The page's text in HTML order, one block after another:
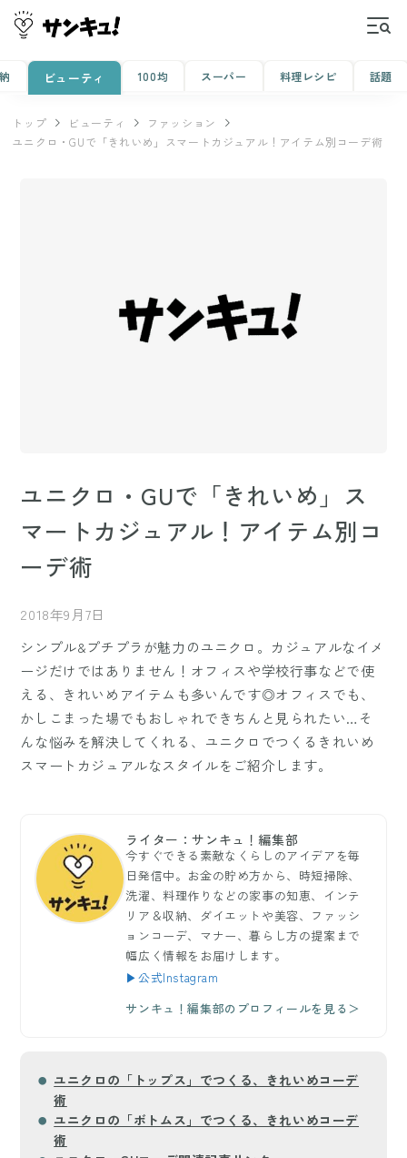
ビューティ 100均 スーパー 料理レシピ 話題
トップ ビューティ
ファッション
ユニクロ・GUで「きれいめ」スマートカジュアル！アイテム別コーデ術
ユニクロ・GUで「きれいめ」ス
マートカジュアル！アイテム別コ
ーデ術
2018年9月7日
シンプル&プチプラが魅力のユニクロ。カジュアルなイメ
ージだけではありません！オフィスや学校行事などで使
える、きれいめアイテムも多いんです◎オフィスでも、
かしこまった場でもおしゃれできちんと見られたい…そ
んな悩みを解決してくれる、ユニクロでつくるきれいめ
スマートカジュアルなスタイルをご紹介します。
ライター：サンキュ！編集部
今すぐできる素敵なくらしのアイデアを毎
日発信中。お金の貯め方から、時短掃除、
洗濯、料理作りなどの家事の知恵、インテ
リア＆収納、ダイエットや美容、ファッシ
ョンコーデ、マナー、暮らし方の提案まで
幅広く情報をお届けします。
▶公式Instagram
サンキュ！編集部のプロフィールを見る＞
ユニクロの「トップス」でつくる、きれいめコーデ
術
ユニクロの「ボトムス」でつくる、きれいめコーデ
術